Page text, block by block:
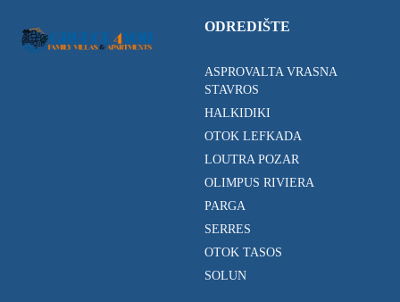
ODREDIŠTE
ASPROVALTA VRASNA
STAVROS
HALKIDIKI
OTOK LEFKADA
LOUTRA POZAR
OLIMPUS RIVIERA
PARGA
SERRES
OTOK TASOS
SOLUN